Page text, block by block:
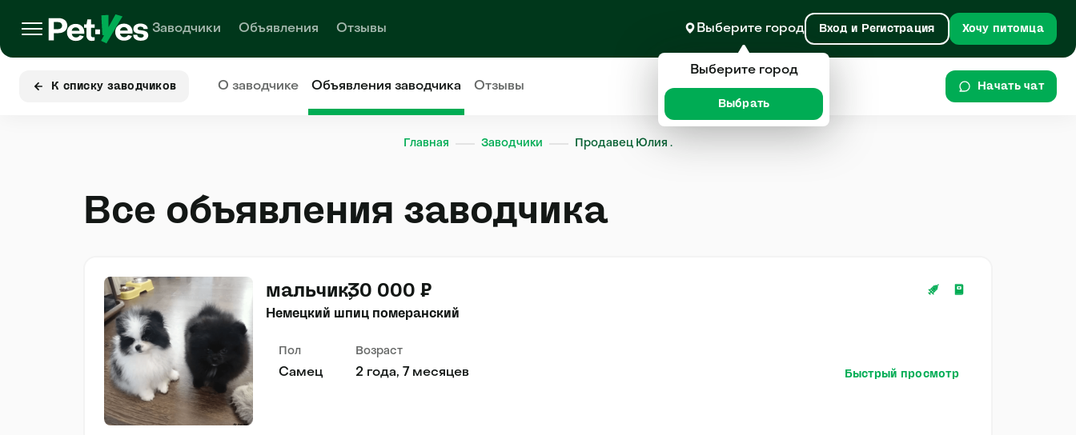
Заводчики Объявления Отзывы Выберите город Вход и Регистрация Хочу питомца
К списку заводчиков О заводчике Объявлениязаводчика Отзывы Начать чат
Главная Заводчики Продавец Юлия .
Все объявления заводчика
мальчик30 000 ₽
Немецкий шпиц померанский
Пол
Самец
Возраст
2 года, 7 месяцев Быстрый просмотр
Выберите город
Выбрать